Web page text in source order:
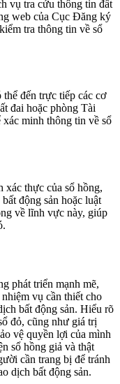
vụ tra cứu thông tin đất
web của Cục Đăng ký
tra thông tin về sổ
đến trực tiếp các cơ
đai hoặc phòng Tài
minh thông tin về sổ
xác thực của sổ hồng,
động sản hoặc luật
về lĩnh vực này, giúp
phát triển mạnh mẽ,
vụ cần thiết cho
bất động sản. Hiểu rõ
đỏ, cũng như giá trị
vệ quyền lợi của mình
sổ hồng giả và thật
cần trang bị để tránh
dịch bất động sản.